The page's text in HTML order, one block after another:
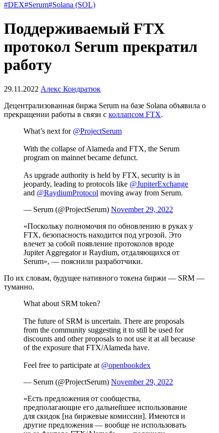
#DEX#Serum#Solana (SOL)
Поддерживаемый FTX
протокол Serum прекратил
работу
29.11.2022 Алекс Кондратюк
Децентрализованная биржа Serum на базе Solana объявила о
прекращении работы в связи с коллапсом FTX.
What’s next for @ProjectSerum
With the collapse of Alameda and FTX, the Serum
program on mainnet became defunct.
As upgrade authority is held by FTX, security is in
jeopardy, leading to protocols like @JupiterExchange
and @RaydiumProtocol moving away from Serum.
— Serum (@ProjectSerum) November 29, 2022
«Поскольку полномочия по обновлению в руках у
FTX, безопасность находится под угрозой. Это
влечет за собой появление протоколов вроде
Jupiter Aggregator и Raydium, отдаляющихся от
Serum», — пояснили разработчики.
По их словам, будущее нативного токена биржи — SRM —
туманно.
What about SRM token?
The future of SRM is uncertain. There are proposals
from the community suggesting it to still be used for
discounts and other proposals to not use it at all because
of the exposure that FTX/Alameda have.
Feel free to participate at @openbookdex
— Serum (@ProjectSerum) November 29, 2022
«Есть предложения от сообщества,
предполагающие его дальнейшее использование
для скидок [на биржевые комиссии]. Имеются и
другие предложения — вообще не использовать